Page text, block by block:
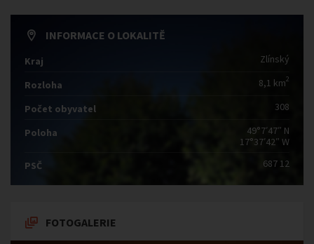
INFORMACE O LOKALITĚ
Kraj Zlínský
Rozloha 8,1 km2
Počet obyvatel 308
Poloha
49°7′47″ N
17°37′42″ W
PSČ
687 12
FOTOGALERIE